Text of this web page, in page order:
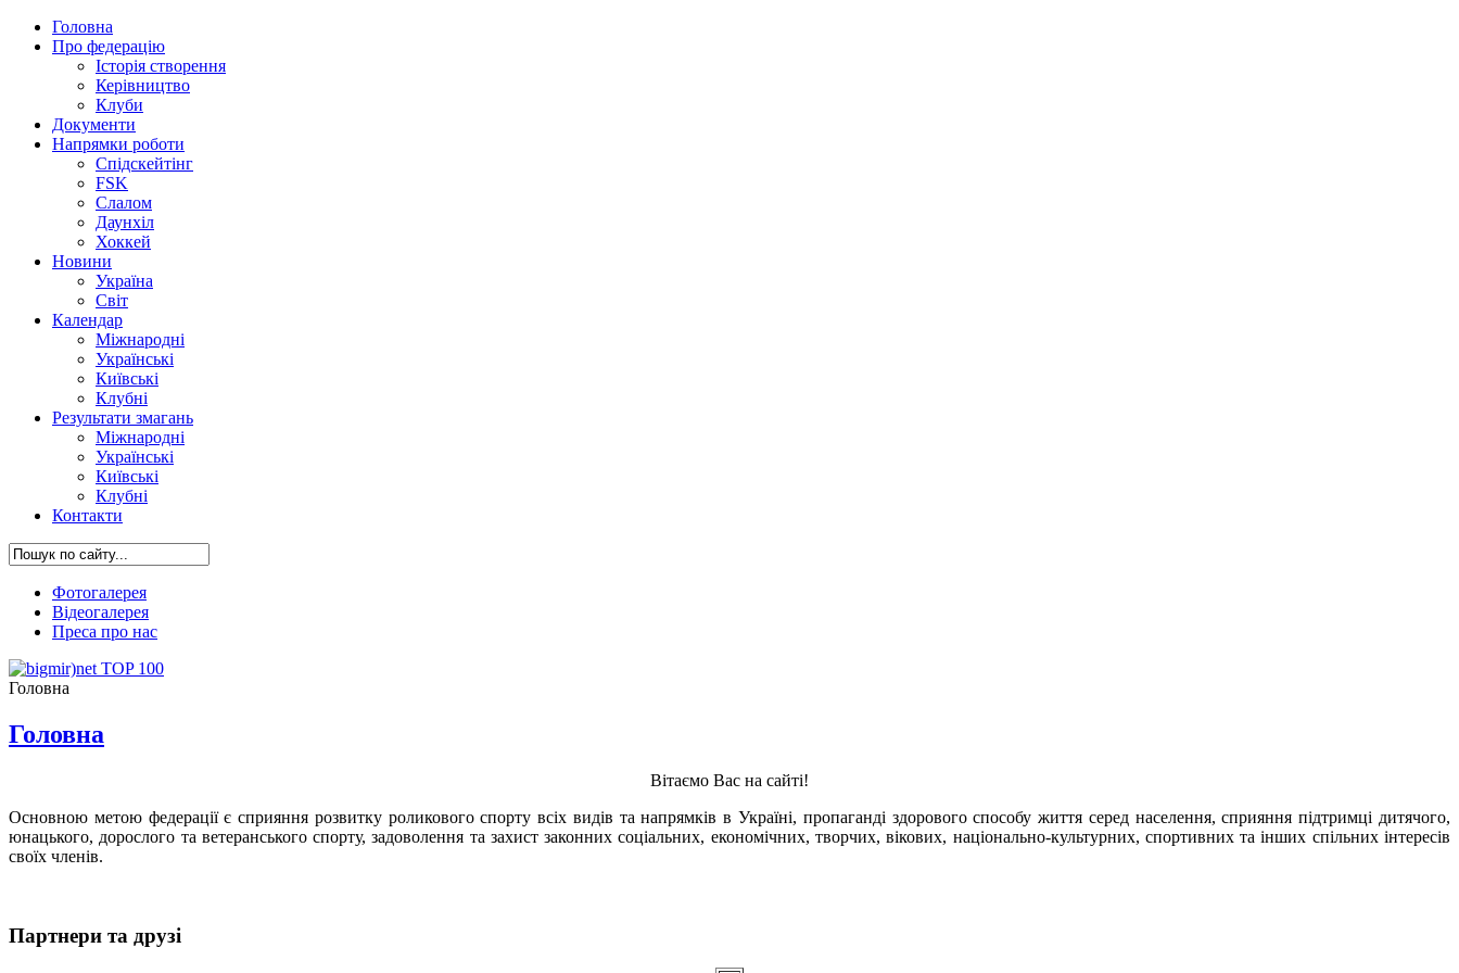
Головна
Про федерацію
Історія створення
Керівництво
Клуби
Документи
Напрямки роботи
Спідскейтінг
FSK
Слалом
Даунхіл
Хоккей
Новини
Україна
Світ
Календар
Міжнародні
Українські
Київські
Клубні
Результати змагань
Міжнародні
Українські
Київські
Клубні
Контакти
Фотогалерея
Відеогалерея
Преса про нас
Головна
Головна
Вітаємо Вас на сайті!
Основною метою федерації є сприяння розвитку роликового спорту всіх видів та напрямків в Україні, пропаганді здорового способу життя серед населення, сприяння підтримці дитячого,
юнацького, дорослого та ветеранського спорту, задоволення та захист законних соціальних, економічних, творчих, вікових, національно-культурних, спортивних та інших спільних інтересів
своїх членів.
Партнери та друзі